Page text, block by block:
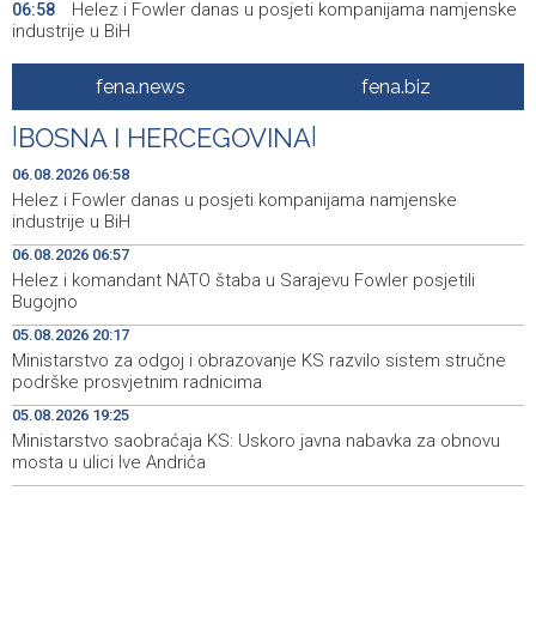
06:58
Helez i Fowler danas u posjeti kompanijama namjenske
industrije u BiH
Helez i komandant NATO štaba u Sarajevu Fowler
posjetili Bugojno
06:50
Izložba luksuznih i sportskih automobila - A Driving Force
danas na Vilsonovom šetalištu
06:50
Duge kolone vozila na izlazu iz BiH na graničnim
prelazima Velika Kladuša, Gradina i Orašje
06:50 Najave događaja za 6. 8. 2026. godine (četvrtak)
21:01
Vlada Srbije: Nema opasnosti od nestašica struje i
vode, riječni promet ugrožen
20:29
Rukometaši 'Slobode' ulaze u novu sezonu s ciljem
povratka u Premijer ligu
fena.news fena.biz
BOSNA I HERCEGOVINA
06.08.2026 06:58
Helez i Fowler danas u posjeti kompanijama namjenske
industrije u BiH
06.08.2026 06:57
Helez i komandant NATO štaba u Sarajevu Fowler posjetili
Bugojno
05.08.2026 20:17
Ministarstvo za odgoj i obrazovanje KS razvilo sistem stručne
podrške prosvjetnim radnicima
05.08.2026 19:25
Ministarstvo saobraćaja KS: Uskoro javna nabavka za obnovu
mosta u ulici Ive Andrića